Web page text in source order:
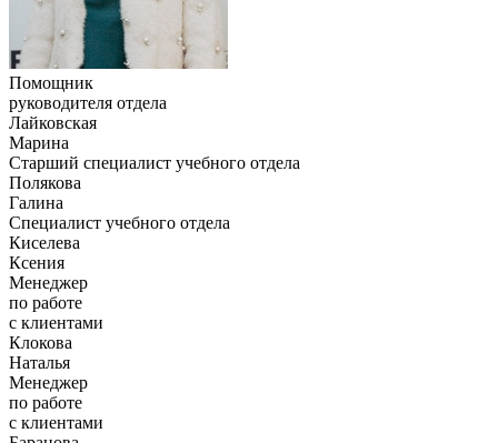
Помощник
руководителя отдела
Лайковская
Марина
Старший специалист учебного отдела
Полякова
Галина
Специалист учебного отдела
Киселева
Ксения
Менеджер
по работе
с клиентами
Клокова
Наталья
Менеджер
по работе
с клиентами